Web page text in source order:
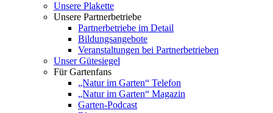
Unsere Plakette
Unsere Partnerbetriebe
Partnerbetriebe im Detail
Bildungsangebote
Veranstaltungen bei Partnerbetrieben
Unser Gütesiegel
Für Gartenfans
„Natur im Garten“ Telefon
„Natur im Garten“ Magazin
Garten-Podcast